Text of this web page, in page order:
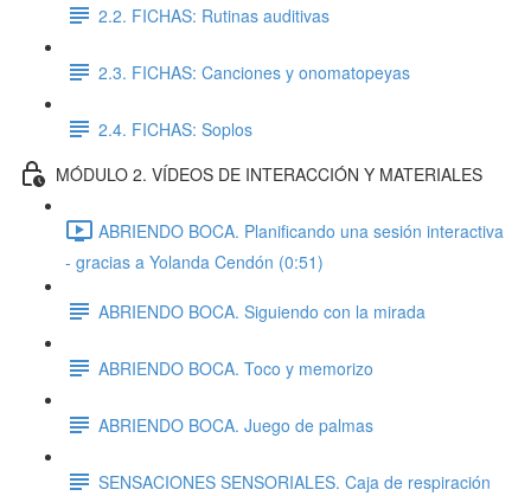
2.2. FICHAS: Rutinas auditivas
2.3. FICHAS: Canciones y onomatopeyas
2.4. FICHAS: Soplos
MÓDULO 2. VÍDEOS DE INTERACCIÓN Y MATERIALES
ABRIENDO BOCA. Planificando una sesión interactiva
- gracias a Yolanda Cendón (0:51)
ABRIENDO BOCA. Siguiendo con la mirada
ABRIENDO BOCA. Toco y memorizo
ABRIENDO BOCA. Juego de palmas
SENSACIONES SENSORIALES. Caja de respiración